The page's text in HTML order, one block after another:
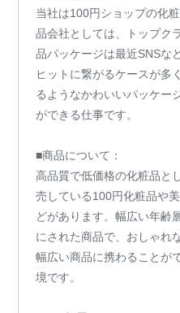
当社は100円ショップの化
品会社としては、トップク
品パッケージは最近SNSな
ヒットに繋がるケースが多
るようなかわいいパッケー
ができる仕事です。
■商品について：
高品質で低価格の化粧品と
売している100円化粧品や
どがあります。幅広い年齢
にされた商品で、おしゃれ
幅広い商品に携わることが
境です。